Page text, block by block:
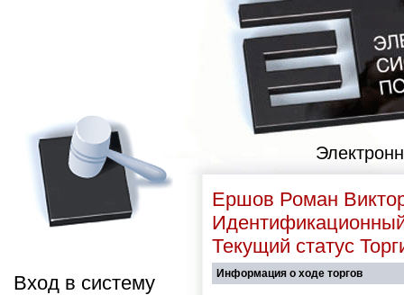
Вход в систему
Ершов Роман
Текущий статус
Информация о ходе торгов